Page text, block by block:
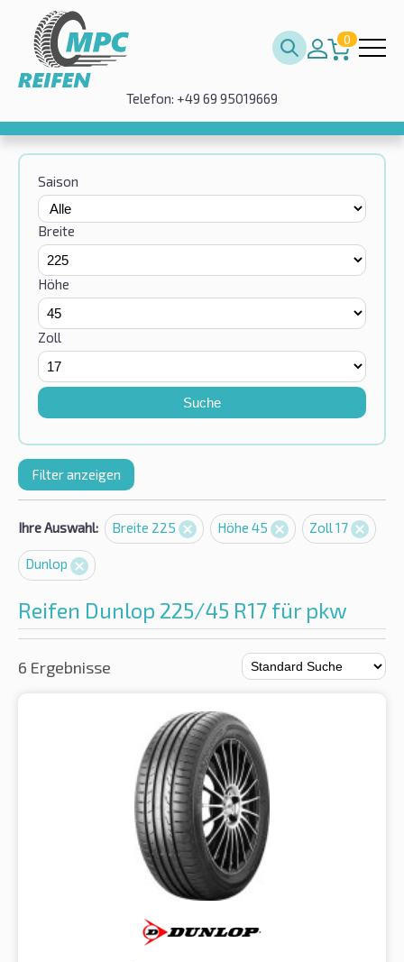
0
Telefon: +49 69 95019669
Saison
Breite
Höhe
Zoll
Suche
Filter anzeigen
Ihre Auswahl: Breite 225 Höhe 45 Zoll 17
Dunlop
Reifen Dunlop 225/45 R17 für pkw
6 Ergebnisse